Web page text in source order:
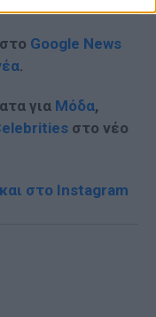
Google News
.
για Μόδα,
στο νέο
στο Instagram